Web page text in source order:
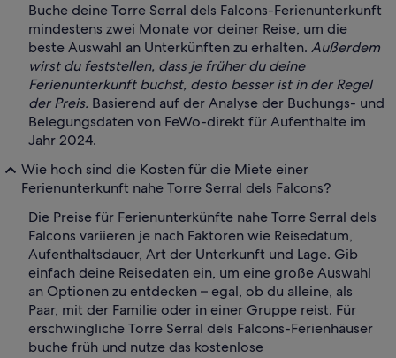
Buche deine Torre Serral dels Falcons-Ferienunterkunft
mindestens zwei Monate vor deiner Reise, um die
beste Auswahl an Unterkünften zu erhalten. Außerdem
wirst du feststellen, dass je früher du deine
Ferienunterkunft buchst, desto besser ist in der Regel
der Preis. Basierend auf der Analyse der Buchungs- und
Belegungsdaten von FeWo-direkt für Aufenthalte im
Jahr 2024.
Wie hoch sind die Kosten für die Miete einer
Ferienunterkunft nahe Torre Serral dels Falcons?
Die Preise für Ferienunterkünfte nahe Torre Serral dels
Falcons variieren je nach Faktoren wie Reisedatum,
Aufenthaltsdauer, Art der Unterkunft und Lage. Gib
einfach deine Reisedaten ein, um eine große Auswahl
an Optionen zu entdecken – egal, ob du alleine, als
Paar, mit der Familie oder in einer Gruppe reist. Für
erschwingliche Torre Serral dels Falcons-Ferienhäuser
buche früh und nutze das kostenlose